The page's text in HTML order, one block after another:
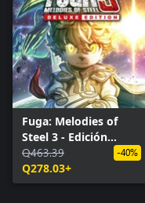
Fuga: Melodies of
Steel 3 - Edición
Deluxe
Q463.39
Q278.03+
-40%